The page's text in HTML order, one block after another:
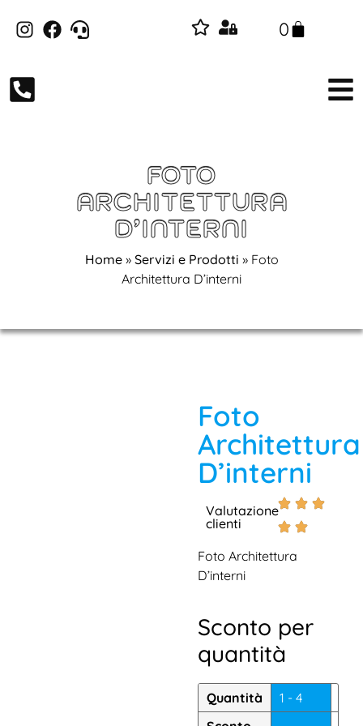
0
FOTO
ARCHITETTURA
D’INTERNI
Home» Servizi e Prodotti » Foto
Architettura D’interni
Foto
Architettura
D’interni
Valutazione
clienti
Foto Architettura
D’interni
Sconto per
quantità
Quantità
1 - 4